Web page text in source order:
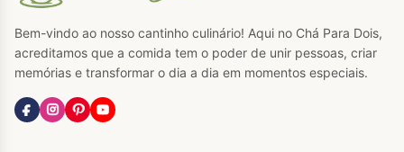
Bem-vindo ao nosso cantinho culinário! Aqui no Chá Para Dois,
acreditamos que a comida tem o poder de unir pessoas, criar
memórias e transformar o dia a dia em momentos especiais.